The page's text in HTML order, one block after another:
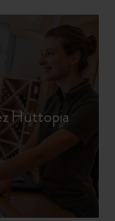
Huttopia